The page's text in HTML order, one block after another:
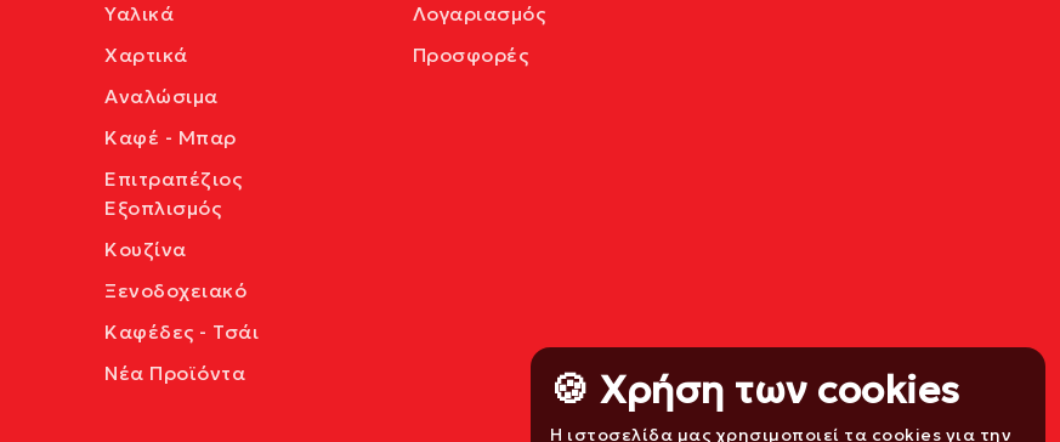
🍪 Χρήση των cookies
Η ιστοσελίδα μας χρησιμοποιεί τα cookies για την
Υαλικά
Χαρτικά
Αναλώσιμα
Καφέ - Μπαρ
Επιτραπέζιος
Εξοπλισμός
Κουζίνα
Ξενοδοχειακό
Καφέδες - Τσάι
Νέα Προϊόντα
Λογαριασμός
Προσφορές